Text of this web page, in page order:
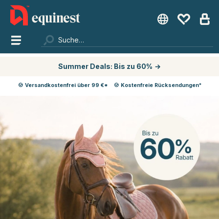
Summer Deals: Bis zu 60% →
Versandkostenfrei über 99 €* Kostenfreie Rücksendungen*